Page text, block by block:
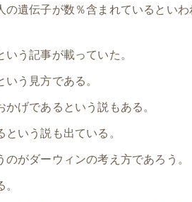
遺伝子が数％含まれているとい
う記事が載っていた。
う見方である。
げであるという説もある。
いう説も出ている。
がダーウィンの考え方であろう。